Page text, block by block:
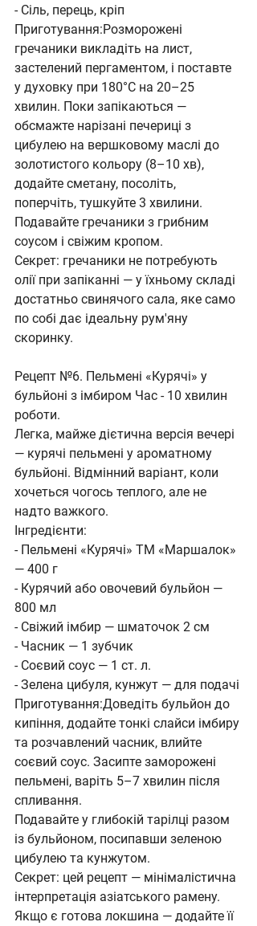
- Сіль, перець, кріп
Приготування:Розморожені
гречаники викладіть на лист,
застелений пергаментом, і поставте
у духовку при 180°С на 20–25
хвилин. Поки запікаються —
обсмажте нарізані печериці з
цибулею на вершковому маслі до
золотистого кольору (8–10 хв),
додайте сметану, посоліть,
поперчіть, тушкуйте 3 хвилини.
Подавайте гречаники з грибним
соусом і свіжим кропом.
Секрет: гречаники не потребують
олії при запіканні — у їхньому складі
достатньо свинячого сала, яке само
по собі дає ідеальну рум'яну
скоринку.
Рецепт №6. Пельмені «Курячі» у
бульйоні з імбиром Час - 10 хвилин
роботи.
Легка, майже дієтична версія вечері
— курячі пельмені у ароматному
бульйоні. Відмінний варіант, коли
хочеться чогось теплого, але не
надто важкого.
Інгредієнти:
- Пельмені «Курячі» ТМ «Маршалок»
— 400 г
- Курячий або овочевий бульйон —
800 мл
- Свіжий імбир — шматочок 2 см
- Часник — 1 зубчик
- Соєвий соус — 1 ст. л.
- Зелена цибуля, кунжут — для подачі
Приготування:Доведіть бульйон до
кипіння, додайте тонкі слайси імбиру
та розчавлений часник, влийте
соєвий соус. Засипте заморожені
пельмені, варіть 5–7 хвилин після
спливання.
Подавайте у глибокій тарілці разом
із бульйоном, посипавши зеленою
цибулею та кунжутом.
Секрет: цей рецепт — мінімалістична
інтерпретація азіатського рамену.
Якщо є готова локшина — додайте її